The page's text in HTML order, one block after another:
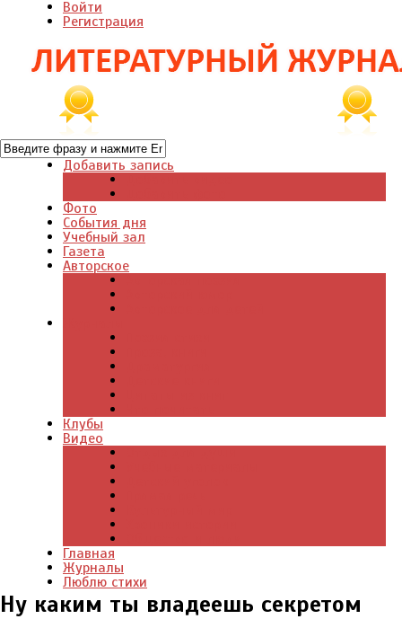
Войти
Регистрация
Добавить запись
Фото
События дня
Учебный зал
Газета
Авторское
Клубы
Видео
Главная
Журналы
Люблю стихи
Ну каким ты владеешь секретом